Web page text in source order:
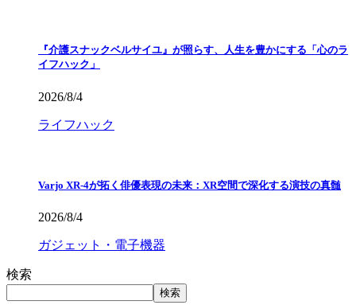
『介護スナックベルサイユ』が照らす、人生を豊かにする「心のラ
イフハック」
2026/8/4
ライフハック
Varjo XR-4が拓く俳優表現の未来：XR空間で深化する演技の真髄
2026/8/4
ガジェット・電子機器
検索
検索